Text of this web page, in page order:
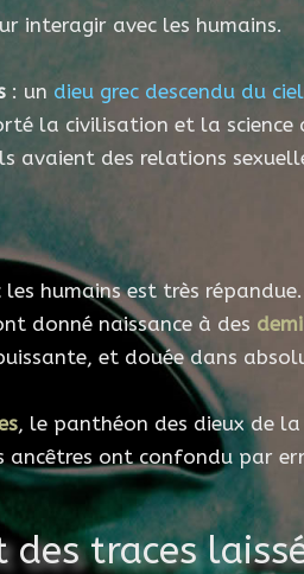
interagir avec les humains.
: un dieu grec descendu du ciel
la civilisation et la
avaient des relations
les humains est très
donné naissance à des
et douée dans
, le panthéon des dieux de
ancêtres ont confondu par
des traces